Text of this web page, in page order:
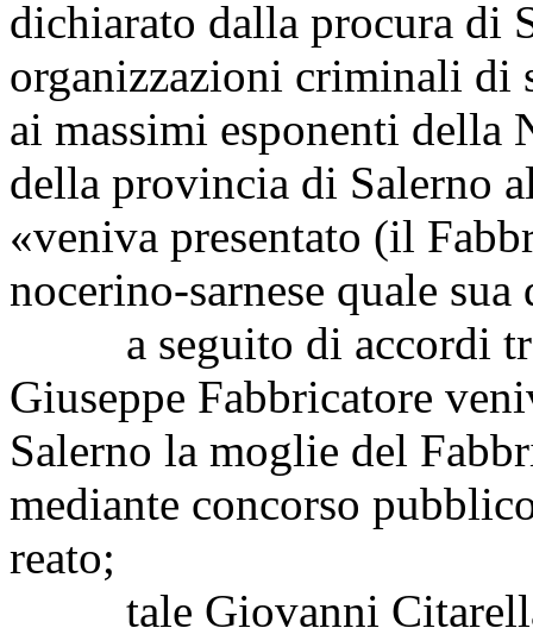
dichiarato dalla procura di
organizzazioni criminali di
ai massimi esponenti
della provincia di Salerno
«veniva presentato (il
nocerino-sarnese quale
a seguito di accordi tra
Giuseppe Fabbricatore
Salerno la moglie del
mediante concorso
reato;
tale Giovanni Citarella